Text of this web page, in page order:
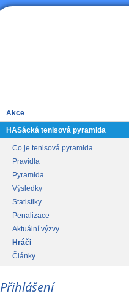
Akce
HASácká tenisová pyramida
Co je tenisová pyramida
Pravidla
Pyramida
Výsledky
Statistiky
Penalizace
Aktuální výzvy
Hráči
Články
Přihlášení